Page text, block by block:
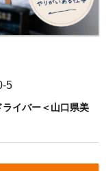
5
イバー＜山口県美
o